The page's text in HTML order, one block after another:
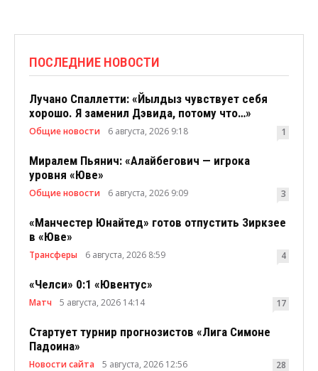
ПОСЛЕДНИЕ НОВОСТИ
Лучано Спаллетти: «Йылдыз чувствует себя
хорошо. Я заменил Дэвида, потому что…»
Общие новости 6 августа, 2026 9:18 1
Миралем Пьянич: «Алайбегович — игрока
уровня «Юве»
Общие новости 6 августа, 2026 9:09 3
«Манчестер Юнайтед» готов отпустить Зиркзее
в «Юве»
Трансферы 6 августа, 2026 8:59 4
«Челси» 0:1 «Ювентус»
Матч 5 августа, 2026 14:14 17
Стартует турнир прогнозистов «Лига Симоне
Падоина»
Новости сайта 5 августа, 2026 12:56 28